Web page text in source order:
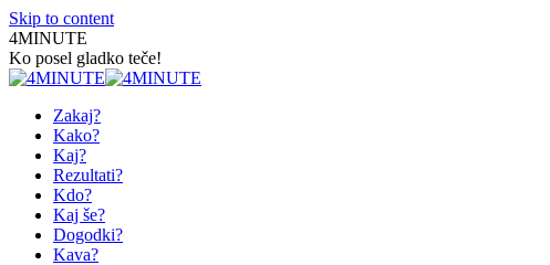
Skip to content
4MINUTE
Ko posel gladko teče!
Zakaj?
Kako?
Kaj?
Rezultati?
Kdo?
Kaj še?
Dogodki?
Kava?